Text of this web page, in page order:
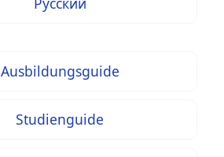
Ausbildungsguide
Studienguide